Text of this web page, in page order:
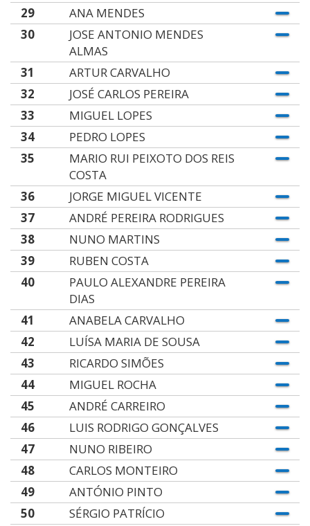
29
ANA MENDES
30
JOSE ANTONIO MENDES
ALMAS
31
ARTUR CARVALHO
32
JOSÉ CARLOS PEREIRA
33
MIGUEL LOPES
34
PEDRO LOPES
35
MARIO RUI PEIXOTO DOS REIS
COSTA
36
JORGE MIGUEL VICENTE
37
ANDRÉ PEREIRA RODRIGUES
38
NUNO MARTINS
39
RUBEN COSTA
40
PAULO ALEXANDRE PEREIRA
DIAS
41
ANABELA CARVALHO
42
LUÍSA MARIA DE SOUSA
43
RICARDO SIMÕES
44
MIGUEL ROCHA
45
ANDRÉ CARREIRO
46
LUIS RODRIGO GONÇALVES
47
NUNO RIBEIRO
48
CARLOS MONTEIRO
49
ANTÓNIO PINTO
50
SÉRGIO PATRÍCIO